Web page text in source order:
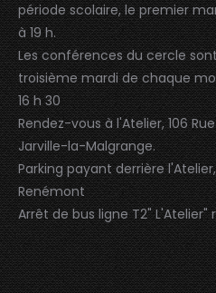
période scolaire, le premier
à 19 h.
Les conférences du cercle
troisième mardi de chaque
16 h 30
Rendez-vous à l'Atelier, 106
Jarville-la-Malgrange.
Parking payant derrière
Renémont
Arrêt de bus ligne T2" L'Atelier"